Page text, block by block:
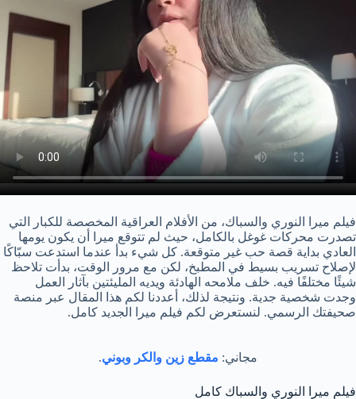
فيلم ميرا النوري والسباك، من الأفلام العراقية المخصصة للكبار التي
تصدرت محركات غوغل بالكامل، حيث لم تتوقع ميرا أن يكون يومها
العادي بداية قصة حب غير متوقعة. كل شيء بدأ عندما استدعت سبّاكًا
لإصلاح تسريب بسيط في المطبخ، لكن مع مرور الوقت، بدأت تلاحظ
شيئًا مختلفًا فيه. خلف ملامحه الهادئة ويديه المليئتين بآثار العمل
وجدت شخصية جدية. ونتيجة لذلك، أعددنا لكم هذا المقال عبر منصة
صحيفتك الرسمي. لنستعرض لكم فيلم ميرا الجديد كامل.
مجاني: مقطع زين والكر وبوني.
فيلم ميرا النوري والسباك كامل